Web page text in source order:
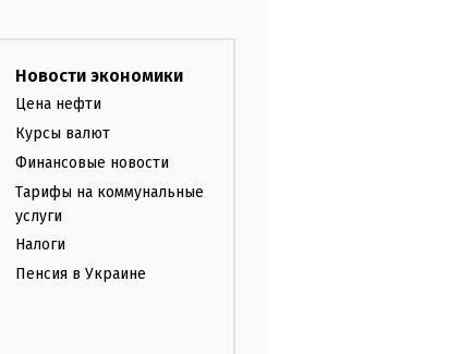
Новости экономики
Цена нефти
Курсы валют
Финансовые новости
Тарифы на коммунальные
услуги
Налоги
Пенсия в Украине